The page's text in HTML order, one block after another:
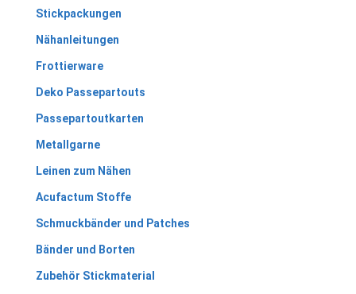
Stickpackungen
Nähanleitungen
Frottierware
Deko Passepartouts
Passepartoutkarten
Metallgarne
Leinen zum Nähen
Acufactum Stoffe
Schmuckbänder und Patches
Bänder und Borten
Zubehör Stickmaterial